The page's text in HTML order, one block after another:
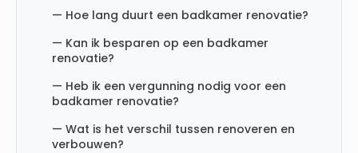
— Hoe lang duurt een badkamer renovatie?
— Kan ik besparen op een badkamer
renovatie?
— Heb ik een vergunning nodig voor een
badkamer renovatie?
— Wat is het verschil tussen renoveren en
verbouwen?